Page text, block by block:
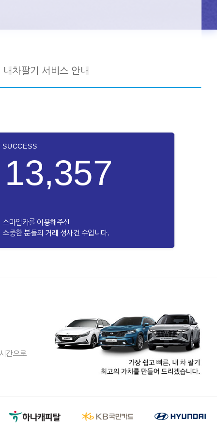
내차팔기 서비스 안내
SUCCESS
13,357
스마일카를 이용해주신
소중한 분들의 거래 성사건 수입니다.
간으로